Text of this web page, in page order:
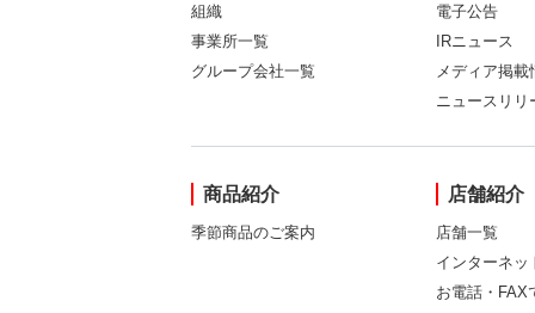
組織
事業所一覧
グループ会社一覧
電子公告
IRニュース
メディア掲載
ニュースリリ
商品紹介
季節商品のご案内
店舗紹介
店舗一覧
インターネッ
お電話・FAX